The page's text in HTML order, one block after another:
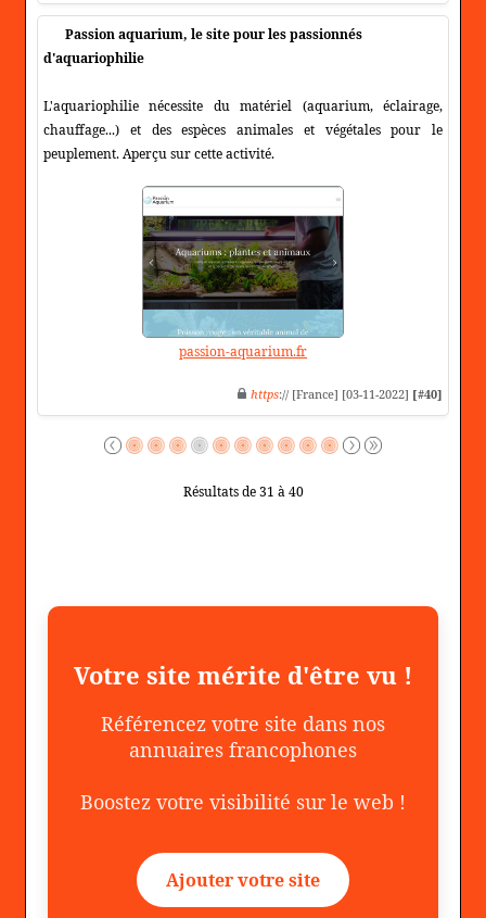
Passion aquarium, le site pour les passionnés
d'aquariophilie
L'aquariophilie nécessite du matériel (aquarium, éclairage,
chauffage...) et des espèces animales et végétales pour le
peuplement. Aperçu sur cette activité.
passion-aquarium.fr
https:// [France] [03-11-2022] [#40]
Résultats de 31 à 40
Votre site mérite d'être vu !
Référencez votre site dans nos
annuaires francophones
Boostez votre visibilité sur le web !
Ajouter votre site